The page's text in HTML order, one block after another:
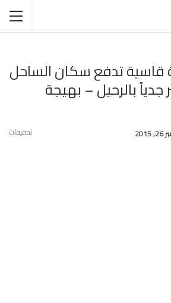
تدفع سكان الساحل
بالرحيل – بهيجة
تحقيقات